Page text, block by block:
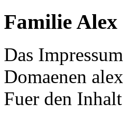
Familie Alex
Das
Domaenen
Fuer den